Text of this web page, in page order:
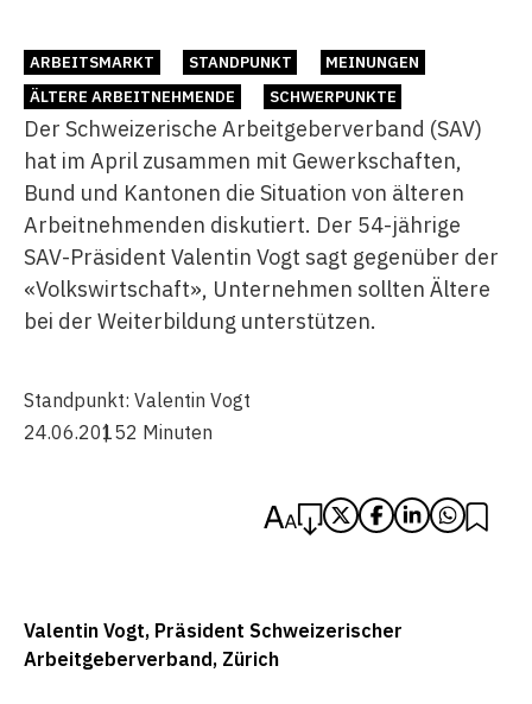
ARBEITSMARKT STANDPUNKT
MEINUNGEN
ÄLTERE ARBEITNEHMENDE
SCHWERPUNKTE
Der Schweizerische Arbeitgeberverband (SAV)
hat im April zusammen mit Gewerkschaften,
Bund und Kantonen die Situation von älteren
Arbeitnehmenden diskutiert. Der 54-jährige
SAV-Präsident Valentin Vogt sagt gegenüber der
«Volkswirtschaft», Unternehmen sollten Ältere
bei der Weiterbildung unterstützen.
Standpunkt: Valentin Vogt
24.06.20152 Minuten
Valentin Vogt, Präsident Schweizerischer
Arbeitgeberverband, Zürich